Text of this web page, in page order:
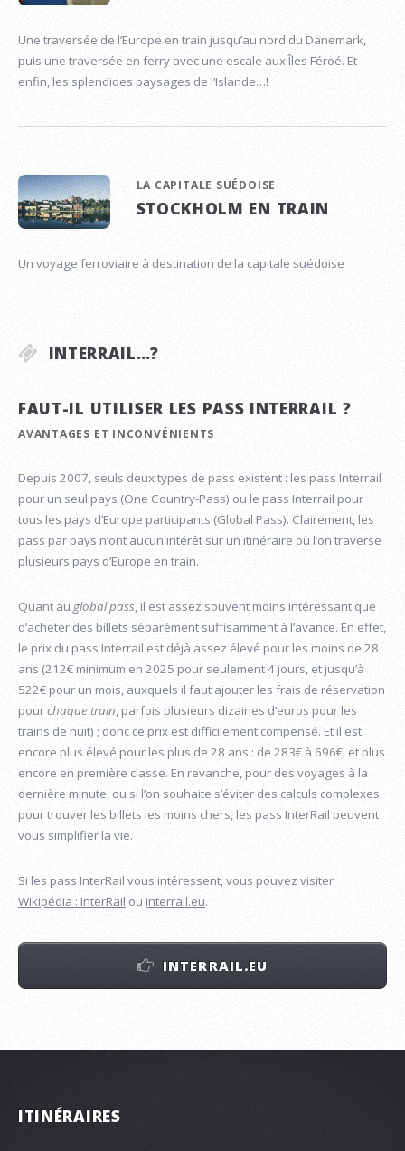
Une traversée de l’Europe en train jusqu’au nord du Danemark,
puis une traversée en ferry avec une escale aux Îles Féroé. Et
enfin, les splendides paysages de l’Islande…!
LA CAPITALE SUÉDOISE
STOCKHOLM EN TRAIN
Un voyage ferroviaire à destination de la capitale suédoise
INTERRAIL…?
FAUT-IL UTILISER LES PASS INTERRAIL ?
AVANTAGES ET INCONVÉNIENTS
Depuis 2007, seuls deux types de pass existent : les pass Interrail
pour un seul pays (One Country-Pass) ou le pass Interrail pour
tous les pays d’Europe participants (Global Pass). Clairement, les
pass par pays n’ont aucun intérêt sur un itinéraire où l’on traverse
plusieurs pays d’Europe en train.
Quant au global pass, il est assez souvent moins intéressant que
d’acheter des billets séparément suffisamment à l’avance. En effet,
le prix du pass Interrail est déjà assez élevé pour les moins de 28
ans (212€ minimum en 2025 pour seulement 4 jours, et jusqu’à
522€ pour un mois, auxquels il faut ajouter les frais de réservation
pourchaque train, parfois plusieurs dizaines d’euros pour les
trains de nuit) ; donc ce prix est difficilement compensé. Et il est
encore plus élevé pour les plus de 28 ans : de 283€ à 696€, et plus
encore en première classe. En revanche, pour des voyages à la
dernière minute, ou si l’on souhaite s’éviter des calculs complexes
pour trouver les billets les moins chers, les pass InterRail peuvent
vous simplifier la vie.
Si les pass InterRail vous intéressent, vous pouvez visiter
Wikipédia : InterRail ou interrail.eu.
INTERRAIL.EU
ITINÉRAIRES